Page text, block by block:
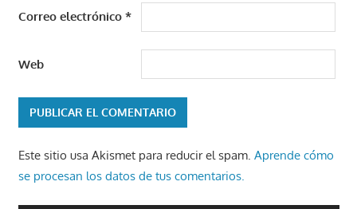
Correo electrónico *
Web
Este sitio usa Akismet para reducir el spam. Aprende cómo
se procesan los datos de tus comentarios.